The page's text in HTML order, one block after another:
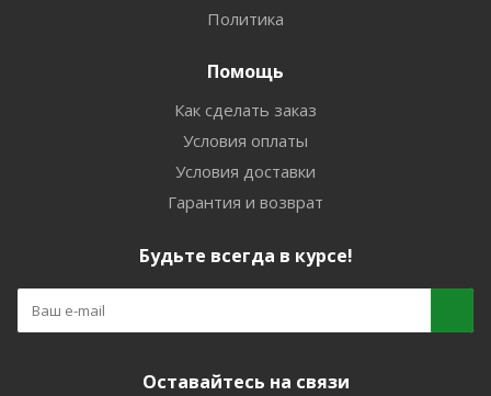
Политика
Помощь
Как сделать заказ
Условия оплаты
Условия доставки
Гарантия и возврат
Будьте всегда в курсе!
Оставайтесь на связи